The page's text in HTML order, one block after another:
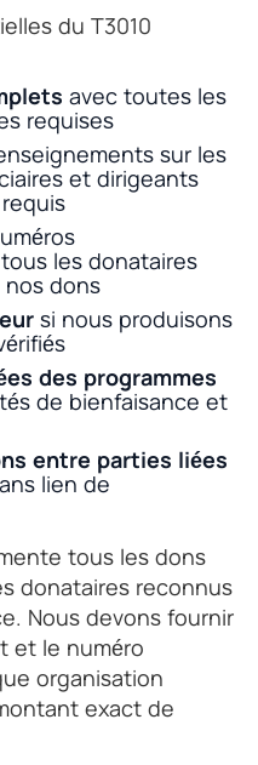
du T3010
avec toutes les
requises
sur les
et dirigeants
les donataires
dons
si nous produisons
des programmes
de bienfaisance et
entre parties liées
lien de
tous les dons
donataires reconnus
Nous devons fournir
et le numéro
organisation
exact de